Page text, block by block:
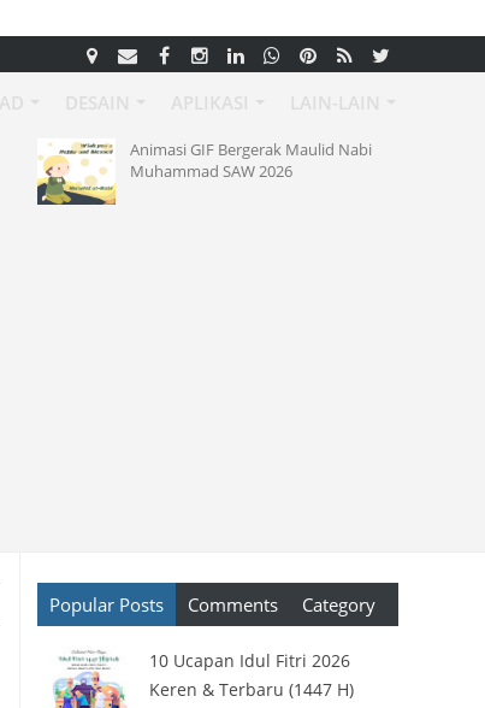
Animasi GIF Bergerak Maulid Nabi
Muhammad SAW 2026
Popular Posts Comments Category
10 Ucapan Idul Fitri 2026
Keren & Terbaru (1447 H)